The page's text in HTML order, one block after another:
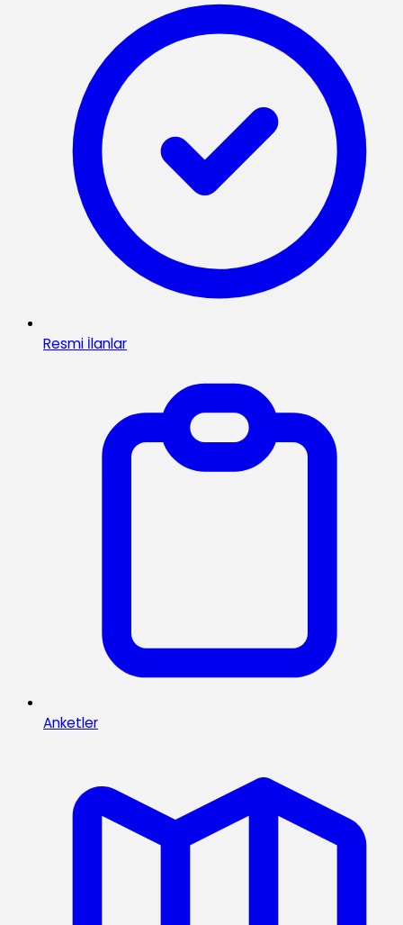
Resmi İlanlar
Anketler